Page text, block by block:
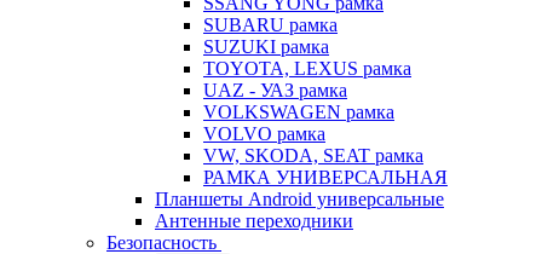
SUBARU рамка
SUZUKI рамка
TOYOTA, LEXUS рамка
UAZ - УАЗ рамка
VOLKSWAGEN рамка
VOLVO рамка
VW, SKODA, SEAT рамка
РАМКА УНИВЕРСАЛЬНАЯ
Планшеты Android универсальные
Антенные переходники
Безопасность